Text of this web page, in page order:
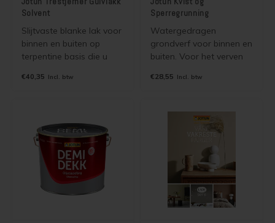
Solvent
Slijtvaste blanke lak voor
binnen en buiten op
terpentine basis die u
lakken van hout en
hardhout (o.a. meranti,
merbau, eiken).
€40,35 Incl. btw
Sperregrunning
Watergedragen
grondverf voor binnen en
buiten. Voor het verven
ongeglazuurde tegels,
vloeren, kozijnen en
€28,55 Incl. btw